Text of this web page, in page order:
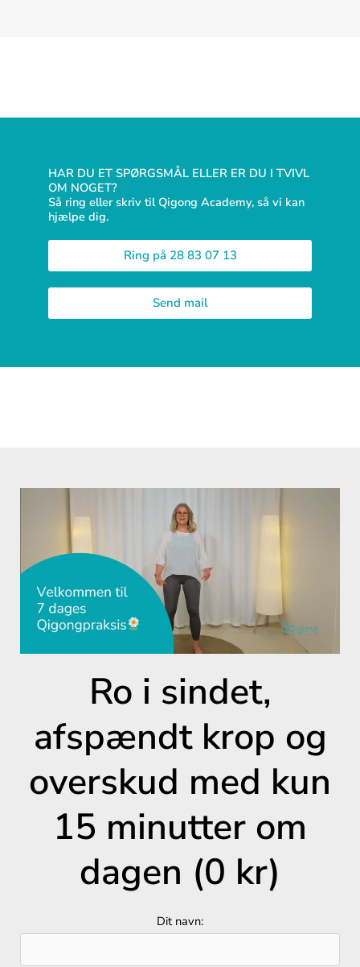
HAR DU ET SPØRGSMÅL ELLER ER DU I TVIVL
OM NOGET?
Så ring eller skriv til Qigong Academy, så vi kan
hjælpe dig.
Ring på 28 83 07 13
Send mail
Ro i sindet,
afspændt krop og
overskud med kun
15 minutter om
dagen (0 kr)
Dit navn: